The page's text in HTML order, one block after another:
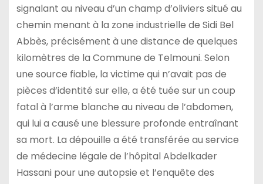
signalant au niveau d’un champ d’oliviers situé au
chemin menant à la zone industrielle de Sidi Bel
Abbès, précisément à une distance de quelques
kilomètres de la Commune de Telmouni. Selon
une source fiable, la victime qui n’avait pas de
pièces d’identité sur elle, a été tuée sur un coup
fatal à l’arme blanche au niveau de l’abdomen,
qui lui a causé une blessure profonde entraînant
sa mort. La dépouille a été transférée au service
de médecine légale de l’hôpital Abdelkader
Hassani pour une autopsie et l’enquête des